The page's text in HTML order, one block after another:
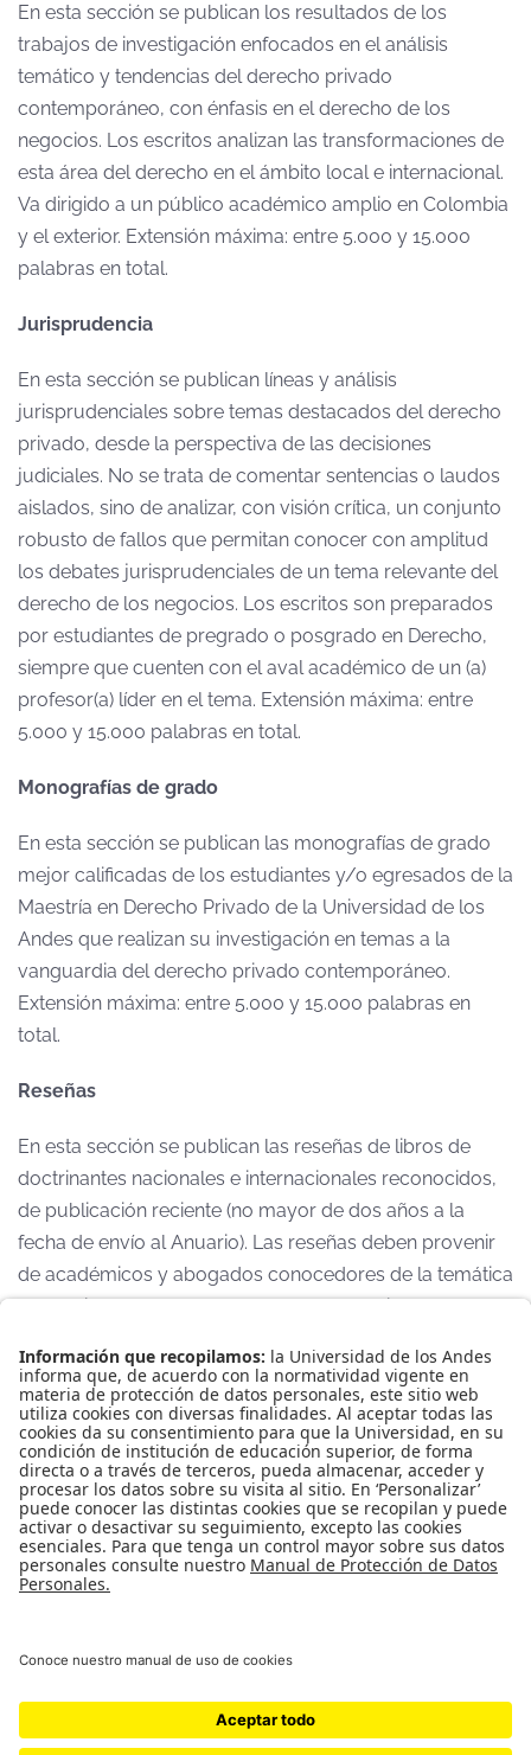
En esta sección se publican los resultados de los
trabajos de investigación enfocados en el análisis
temático y tendencias del derecho privado
contemporáneo, con énfasis en el derecho de los
negocios. Los escritos analizan las transformaciones de
esta área del derecho en el ámbito local e internacional.
Va dirigido a un público académico amplio en Colombia
y el exterior. Extensión máxima: entre 5.000 y 15.000
palabras en total.
Jurisprudencia
En esta sección se publican líneas y análisis
jurisprudenciales sobre temas destacados del derecho
privado, desde la perspectiva de las decisiones
judiciales. No se trata de comentar sentencias o laudos
aislados, sino de analizar, con visión crítica, un conjunto
robusto de fallos que permitan conocer con amplitud
los debates jurisprudenciales de un tema relevante del
derecho de los negocios. Los escritos son preparados
por estudiantes de pregrado o posgrado en Derecho,
siempre que cuenten con el aval académico de un (a)
profesor(a) líder en el tema. Extensión máxima: entre
5.000 y 15.000 palabras en total.
Monografías de grado
En esta sección se publican las monografías de grado
mejor calificadas de los estudiantes y/o egresados de la
Maestría en Derecho Privado de la Universidad de los
Andes que realizan su investigación en temas a la
vanguardia del derecho privado contemporáneo.
Extensión máxima: entre 5.000 y 15.000 palabras en
total.
Reseñas
En esta sección se publican las reseñas de libros de
doctrinantes nacionales e internacionales reconocidos,
de publicación reciente (no mayor de dos años a la
fecha de envío al Anuario). Las reseñas deben provenir
de académicos y abogados conocedores de la temática
respectiva; deben contener una presentación breve de
aporte de la misma a la literatura especializada del
derecho privado contemporáneo. Extensión máxima:
entre 5.000 y 15.000 palabras en total. .
Universidad de los Andes | Vigilada Mineducación
mayo de 1964.